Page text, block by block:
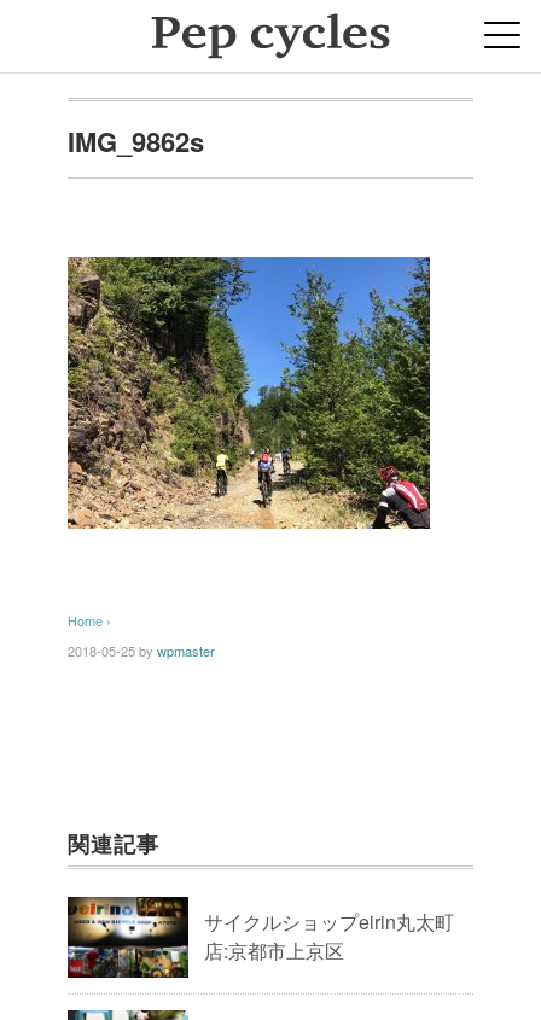
IMG_9862s
Home ›
2018-05-25by wpmaster
関連記事
サイクルショップeirin丸太町
店:京都市上京区